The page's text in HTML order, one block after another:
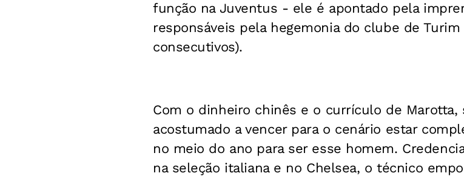
função na Juventus - ele é apontado pela
responsáveis pela hegemonia do clube de
consecutivos).
Com o dinheiro chinês e o currículo de Marotta,
acostumado a vencer para o cenário estar
no meio do ano para ser esse homem.
na seleção italiana e no Chelsea, o técnico